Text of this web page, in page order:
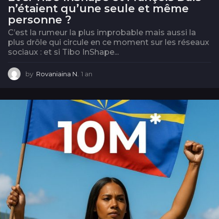
n’étaient qu’une seule et même
personne ?
C’est la rumeur la plus improbable mais aussi la
plus drôle qui circule en ce moment sur les réseaux
sociaux : et si Tibo InShape...
by Rovaniaina N. 1 an